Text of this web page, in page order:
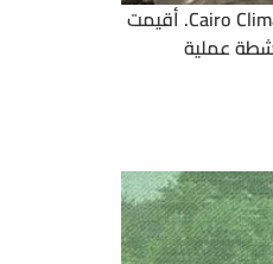
نظم الإنسان والمدينة ورشة عمل تفاعلية حول تأثير التغير المناخي على ندرة المياه، وذلك ضمن المهرجان الصيفي لمنتدى القاهرة للتغير المناخي Cairo Climate Talks. أقيمت
من خلال أنشطة عملية